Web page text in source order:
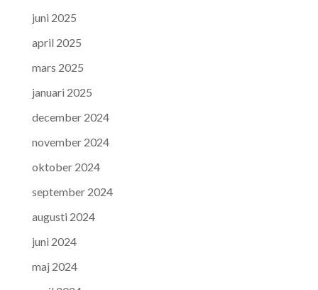
juni 2025
april 2025
mars 2025
januari 2025
december 2024
november 2024
oktober 2024
september 2024
augusti 2024
juni 2024
maj 2024